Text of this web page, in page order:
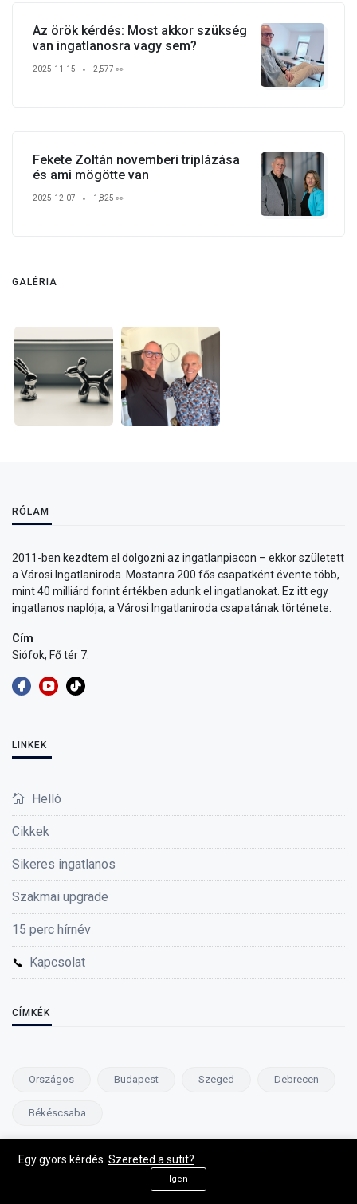
Az örök kérdés: Most akkor szükség
van ingatlanosra vagy sem?
2025-11-15 2,577 👀
Fekete Zoltán novemberi triplázása
és ami mögötte van
2025-12-07 1,825 👀
GALÉRIA
RÓLAM
2011-ben kezdtem el dolgozni az ingatlanpiacon – ekkor született
a Városi Ingatlaniroda. Mostanra 200 fős csapatként évente több,
mint 40 milliárd forint értékben adunk el ingatlanokat. Ez itt egy
ingatlanos naplója, a Városi Ingatlaniroda csapatának története.
Cím
Siófok, Fő tér 7.
LINKEK
Helló
Cikkek
Sikeres ingatlanos
Szakmai upgrade
15 perc hírnév
Kapcsolat
CÍMKÉK
Országos Budapest Szeged Debrecen
Békéscsaba
NE MARADJ LE SEMMIRŐL
Egy gyors kérdés. Szereted a sütit?
Igen